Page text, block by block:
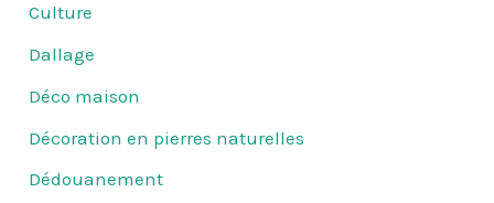
Culture
Dallage
Déco maison
Décoration en pierres naturelles
Dédouanement